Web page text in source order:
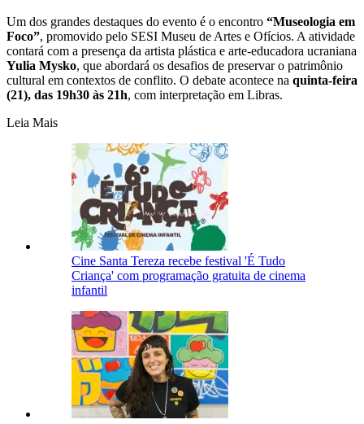
Um dos grandes destaques do evento é o encontro “Museologia em
Foco”, promovido pelo SESI Museu de Artes e Ofícios. A atividade
contará com a presença da artista plástica e arte-educadora ucraniana
Yulia Mysko, que abordará os desafios de preservar o patrimônio
cultural em contextos de conflito. O debate acontece na quinta-feira
(21), das 19h30 às 21h, com interpretação em Libras.
Leia Mais
Cine Santa Tereza recebe festival 'É Tudo
Criança' com programação gratuita de cinema
infantil